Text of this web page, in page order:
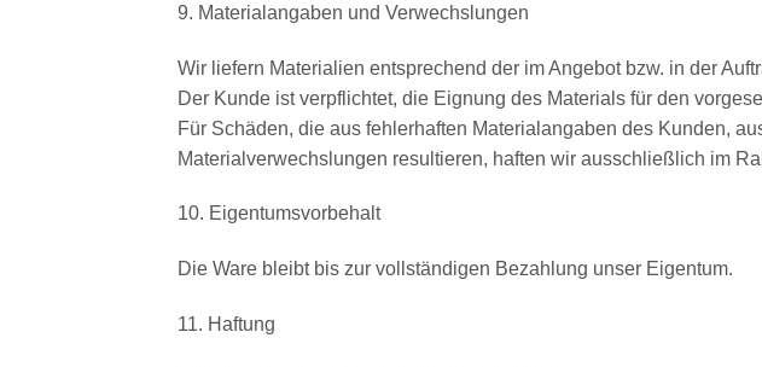
9. Materialangaben und Verwechslungen
Wir liefern Materialien entsprechend der im Angebot bzw. in der
Der Kunde ist verpflichtet, die Eignung des Materials für den
Für Schäden, die aus fehlerhaften Materialangaben des Kunden,
Materialverwechslungen resultieren, haften wir ausschließlich im
10. Eigentumsvorbehalt
Die Ware bleibt bis zur vollständigen Bezahlung unser Eigentum.
11. Haftung